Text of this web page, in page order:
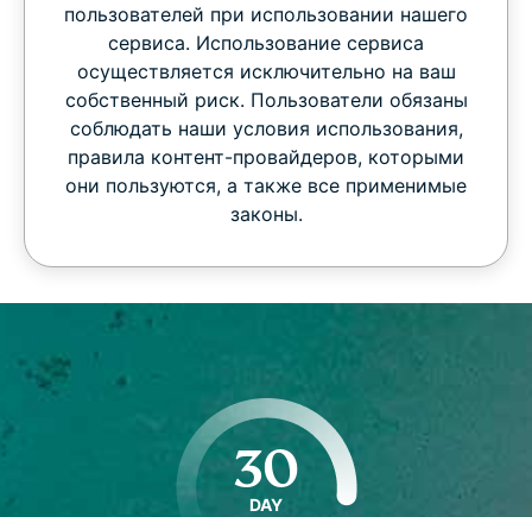
пользователей при использовании нашего
сервиса. Использование сервиса
осуществляется исключительно на ваш
собственный риск. Пользователи обязаны
соблюдать наши условия использования,
правила контент-провайдеров, которыми
они пользуются, а также все применимые
законы.
30
DAY